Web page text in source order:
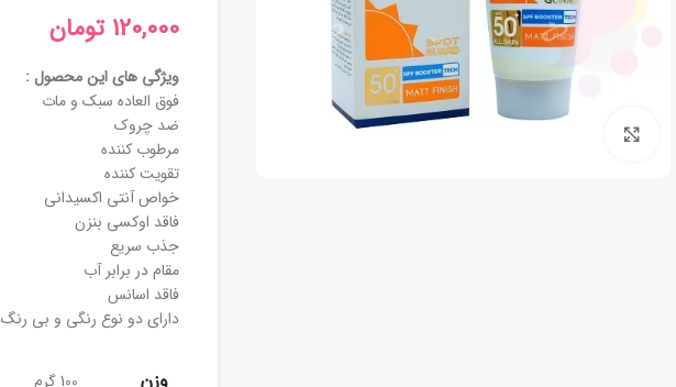
تومان
ویژگی های این محصول :
فوق العاده سبک و مات
ضد چروک
مرطوب کننده
تقویت کننده
خواص آنتی اکسیدانی
فاقد اوکسی بنزن
جذب سریع
مقام در برابر آب
فاقد اسانس
دارای دو نوع رنگی و بی رنگ
وزن 100 گرم